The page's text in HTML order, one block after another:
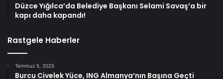
Düzce Yığılca’da Belediye Başkanı Selami Savaş’a bir
kapı daha kapandı!
Rastgele Haberler
Temmuz 5, 2025
Burcu Civelek Yüce, ING Almanya’nın Başına Geçti